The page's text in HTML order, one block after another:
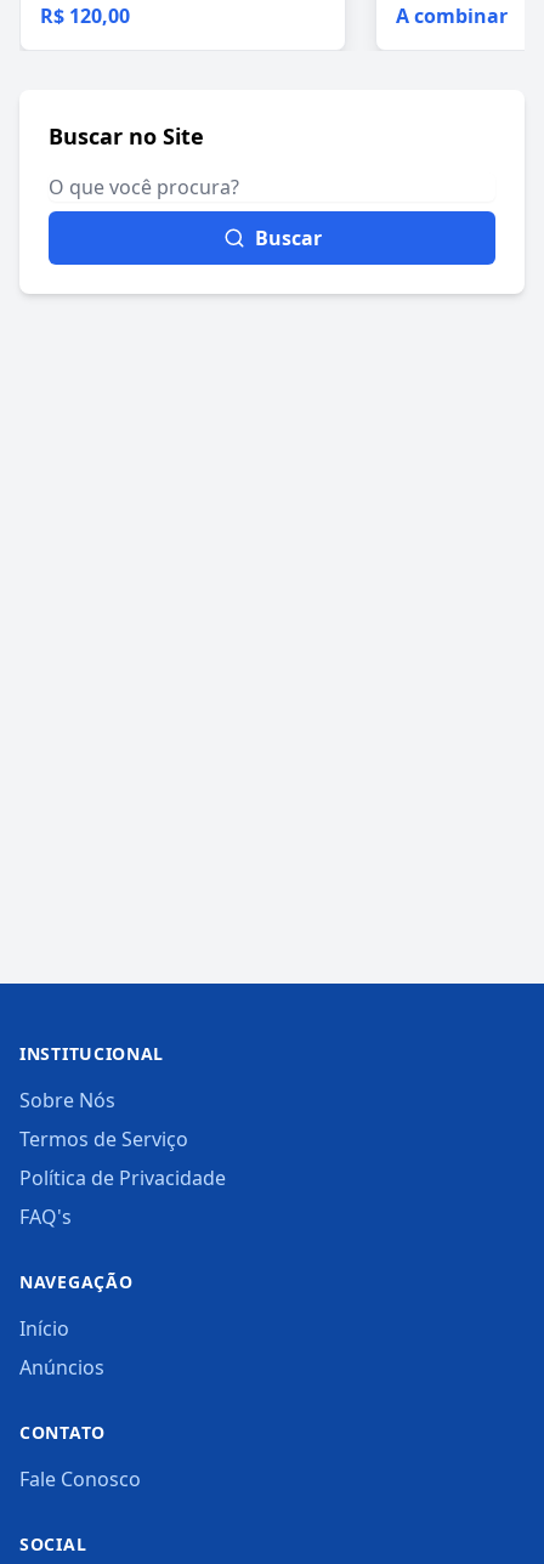
R$ 120,00 A combinar
Buscar no Site
Buscar
INSTITUCIONAL
Sobre Nós
Termos de Serviço
Política de Privacidade
FAQ's
NAVEGAÇÃO
Início
Anúncios
CONTATO
Fale Conosco
SOCIAL